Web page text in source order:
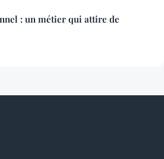
: un métier qui attire de